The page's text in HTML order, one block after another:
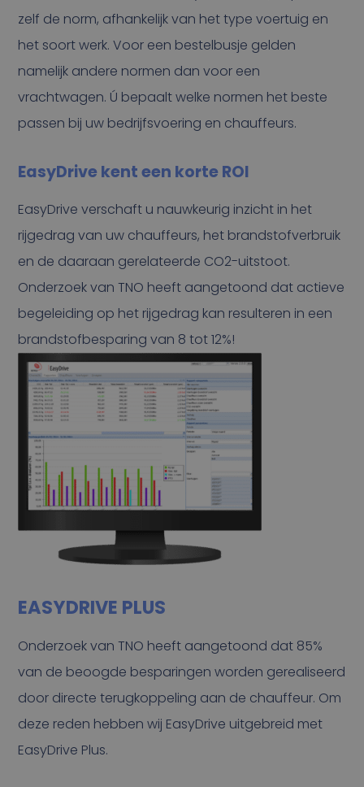
zelf de norm, afhankelijk van het type voertuig en
het soort werk. Voor een bestelbusje gelden
namelijk andere normen dan voor een
vrachtwagen. Ú bepaalt welke normen het beste
passen bij uw bedrijfsvoering en chauffeurs.
EasyDrive kent een korte ROI
EasyDrive verschaft u nauwkeurig inzicht in het
rijgedrag van uw chauffeurs, het brandstofverbruik
en de daaraan gerelateerde CO2-uitstoot.
Onderzoek van TNO heeft aangetoond dat actieve
begeleiding op het rijgedrag kan resulteren in een
brandstofbesparing van 8 tot 12%!
EASYDRIVE PLUS
Onderzoek van TNO heeft aangetoond dat 85%
van de beoogde besparingen worden gerealiseerd
door directe terugkoppeling aan de chauffeur. Om
deze reden hebben wij EasyDrive uitgebreid met
EasyDrive Plus.